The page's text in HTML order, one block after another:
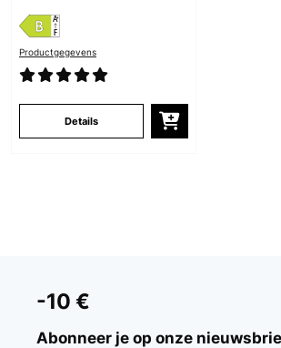
Productgegevens
Details
-10 €
Abonneer je op onze